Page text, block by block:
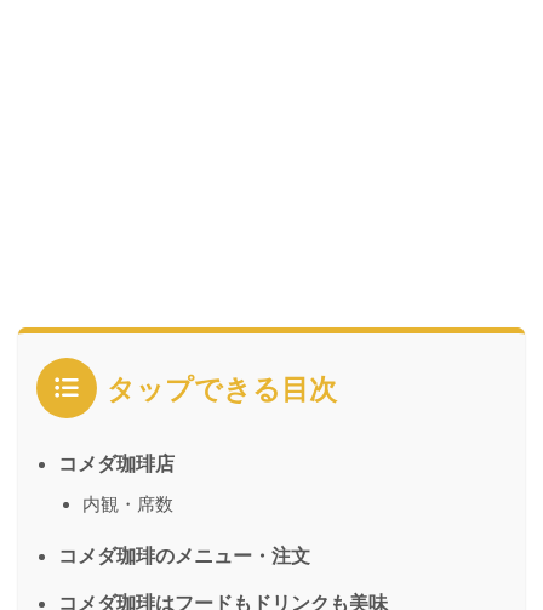
タップできる目次
コメダ珈琲店
内観・席数
コメダ珈琲のメニュー・注文
コメダ珈琲はフードもドリンクも美味